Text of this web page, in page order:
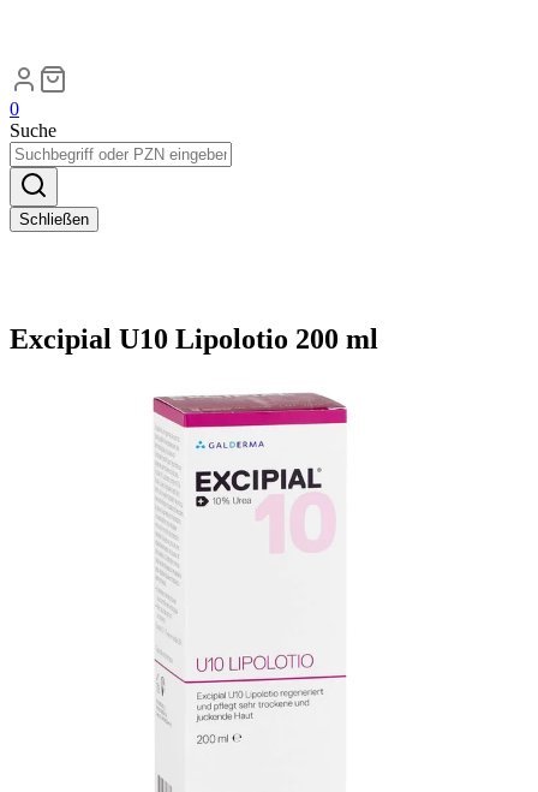
0
Suche
Schließen
Excipial U10 Lipolotio 200 ml